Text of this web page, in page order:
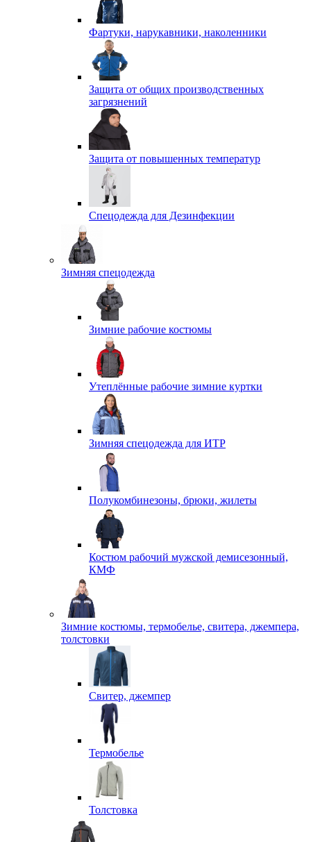
Фартуки, нарукавники, наколенники
Защита от общих производственных
загрязнений
Защита от повышенных температур
Спецодежда для Дезинфекции
Зимняя спецодежда
Зимние рабочие костюмы
Утеплённые рабочие зимние куртки
Зимняя спецодежда для ИТР
Полукомбинезоны, брюки, жилеты
Костюм рабочий мужской демисезонный,
КМФ
Зимние костюмы, термобелье, свитера, джемпера,
толстовки
Свитер, джемпер
Термобелье
Толстовка